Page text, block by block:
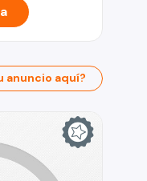
anuncio aquí?